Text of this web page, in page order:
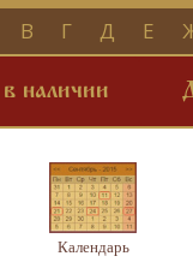
В Г Д Е
наличии
Календарь